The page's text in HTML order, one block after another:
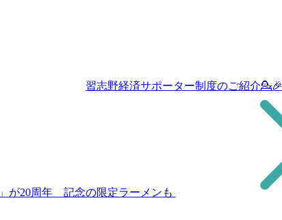
習志野経済サポーター制度のご紹介💁🎉
が20周年 記念の限定ラーメンも